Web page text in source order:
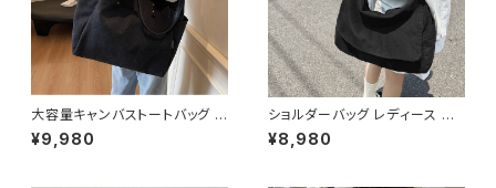
大容量キャンバストートバッグ レ
ディース A4対応 通勤バッグ 通
学バッグ 肩掛けバッグ マザーズ
¥9,980
ショルダーバッグ レディース メッ
センジャーバッグ 斜めがけバッ
グ レディースバッグ カジュアル
¥8,980